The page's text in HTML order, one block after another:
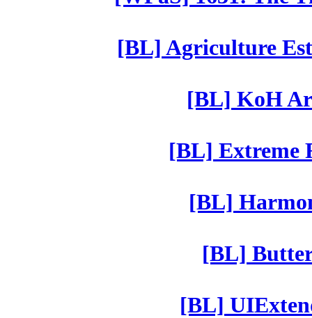
[BL] Agriculture
[BL] KoH
[BL] Extreme
[BL]
[BL]
[BL]